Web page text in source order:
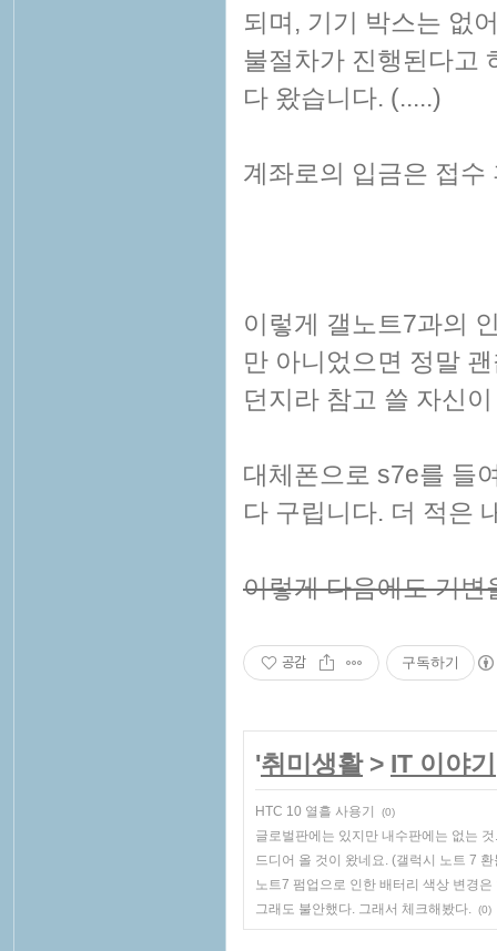
되며, 기기 박스는 없
불절차가 진행된다고
다 왔습니다. (.....)
계좌로의 입금은 접수
이렇게 갤노트7과의
만 아니었으면 정말
던지라 참고 쓸 자신
대체폰으로 s7e를 들
다 구립니다. 더 적은
이렇게 다음에도 기변
공감 구독하기
'취미생활> IT 이야기
HTC 10 열흘 사용기 (0)
글로벌판에는 있지만 내수판에는 없는
드디어 올 것이 왔네요. (갤럭시 노트 7
노트7 펌업으로 인한 배터리 색상 변경
그래도 불안했다. 그래서 체크해봤다. (0)